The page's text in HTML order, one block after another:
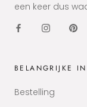
een keer dus
BELANGRIJKE
Bestelling